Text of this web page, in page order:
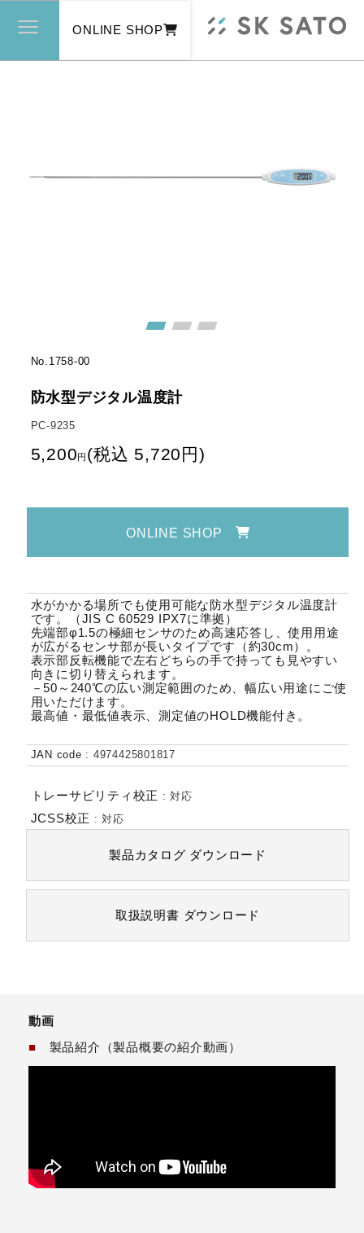
ONLINE SHOP
No. 1758-00
防水型デジタル温度計
PC-9235
5,200円 (税込 5,720 円 )
ONLINE SHOP
JAN code : 4974425801817
トレーサビリティ校正 :対応
JCSS校正 :対応
水がかかる場所でも使用可能な防水型デジタル温度計
です。（JIS C 60529 IPX7に準拠）
先端部φ1.5の極細センサのため高速応答し、使用用途
が広がるセンサ部が長いタイプです（約30cm）。
表示部反転機能で左右どちらの手で持っても見やすい
向きに切り替えられます。
－50～240℃の広い測定範囲のため、幅広い用途にご使
用いただけます。
最高値・最低値表示、測定値のHOLD機能付き。
製品カタログ ダウンロード
取扱説明書 ダウンロード
動画
■ 製品紹介（製品概要の紹介動画）